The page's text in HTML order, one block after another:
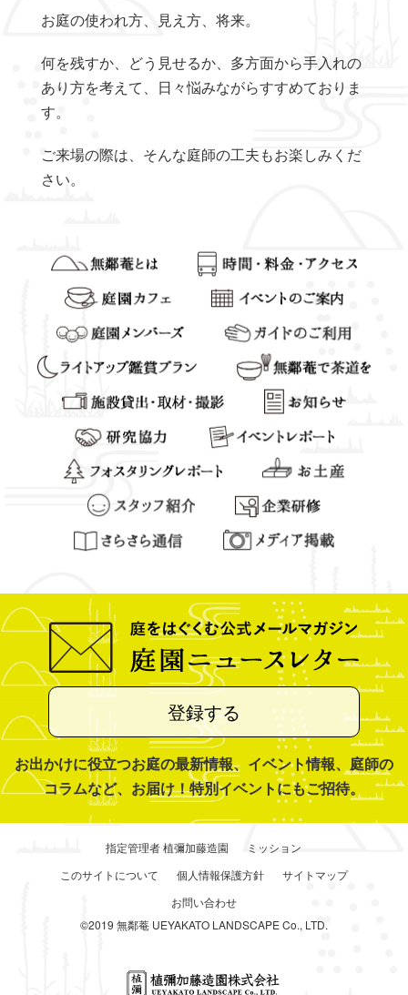
お庭の使われ方、見え方、将来。
何を残すか、どう見せるか、多方面から手入れの
あり方を考えて、日々悩みながらすすめておりま
す。
ご来場の際は、そんな庭師の工夫もお楽しみくだ
さい。
登録する
お出かけに役立つお庭の最新情報、イベント情報、庭師の
コラムなど、お届け！特別イベントにもご招待。
指定管理者 植彌加藤造園
ミッション
このサイトについて
個人情報保護方針
サイトマップ
お問い合わせ
©2019 無鄰菴 UEYAKATO LANDSCAPE Co., LTD.